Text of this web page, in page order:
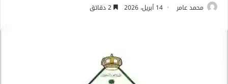
محمد عامر 14 أبريل، 2026